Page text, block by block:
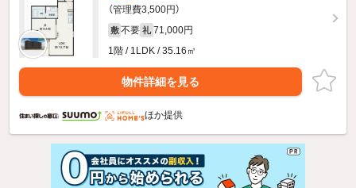
（管理費3,500円）
敷 不要 礼 71,000円
1階 / 1LDK / 35.16㎡
物件詳細を見る
ほか提供